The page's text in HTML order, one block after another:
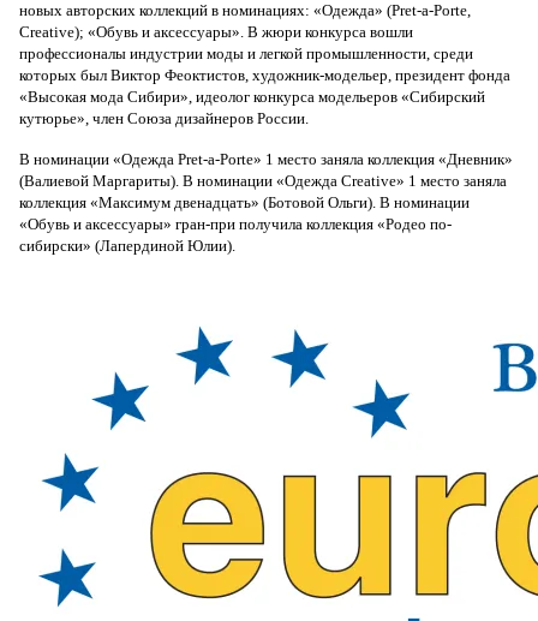
новых авторских коллекций в номинациях: «Одежда» (Pret-a-Porte,
Creative); «Обувь и аксессуары». В жюри конкурса вошли
профессионалы индустрии моды и легкой промышленности, среди
которых был Виктор Феоктистов, художник-модельер, президент фонда
«Высокая мода Сибири», идеолог конкурса модельеров «Сибирский
кутюрье», член Союза дизайнеров России.
В номинации «Одежда Pret-a-Porte» 1 место заняла коллекция «Дневник»
(Валиевой Маргариты). В номинации «Одежда Creative» 1 место заняла
коллекция «Максимум двенадцать» (Ботовой Ольги). В номинации
«Обувь и аксессуары» гран-при получила коллекция «Родео по-
сибирски» (Лапердиной Юлии).